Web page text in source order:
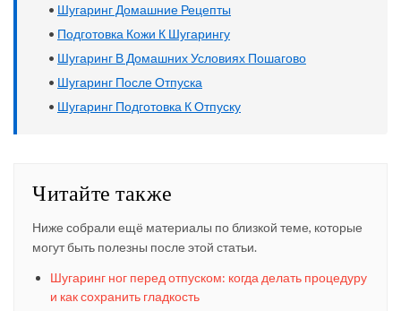
• Шугаринг Домашние Рецепты
• Подготовка Кожи К Шугарингу
• Шугаринг В Домашних Условиях Пошагово
• Шугаринг После Отпуска
• Шугаринг Подготовка К Отпуску
Читайте также
Ниже собрали ещё материалы по близкой теме, которые
могут быть полезны после этой статьи.
Шугаринг ног перед отпуском: когда делать процедуру
и как сохранить гладкость